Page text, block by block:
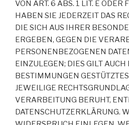
VON ART. 6 ABS. 1 LIT. E ODER
HABEN SIE JEDERZEIT DAS
DIE SICH AUS IHRER
ERGEBEN, GEGEN DIE
PERSONENBEZOGENEN
EINZULEGEN; DIES GILT AUCH
BESTIMMUNGEN
JEWEILIGE
VERARBEITUNG BERUHT,
DATENSCHUTZERKLÄRUNG.